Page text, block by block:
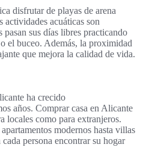
disfrutar de playas de arena
actividades acuáticas son
pasan sus días libres practicando
el buceo. Además, la proximidad
que mejora la calidad de vida.
ha crecido
años. Comprar casa en Alicante
locales como para extranjeros.
modernos hasta villas
persona encontrar su hogar